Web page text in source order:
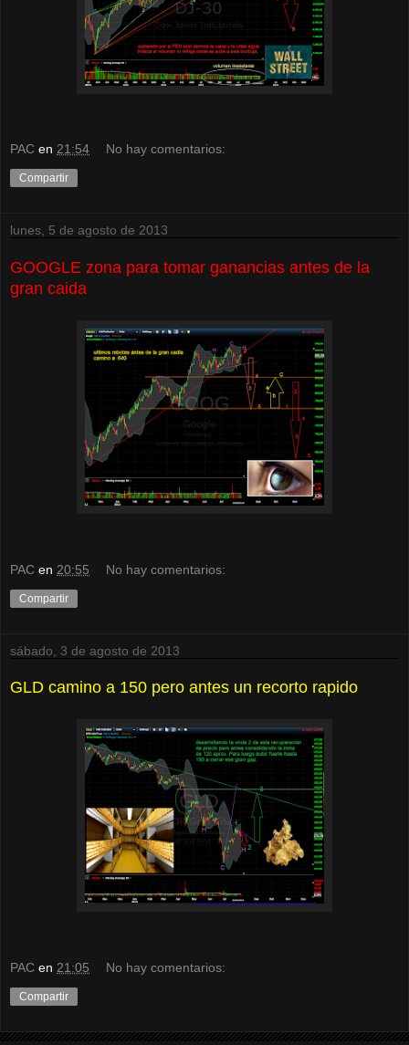
PAC en 21:54 No hay comentarios:
Compartir
lunes, 5 de agosto de 2013
GOOGLE zona para tomar ganancias antes de la
gran caida
PAC en 20:55 No hay comentarios:
Compartir
sábado, 3 de agosto de 2013
GLD camino a 150 pero antes un recorto rapido
PAC en 21:05 No hay comentarios:
Compartir